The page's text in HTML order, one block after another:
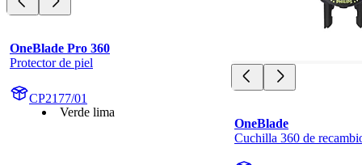
OneBlade Pro 360
Protector de piel
CP2177/01
Verde lima
OneBlade
Cuchilla 360 de